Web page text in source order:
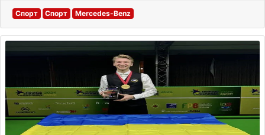
Спорт Спорт Mercedes-Benz